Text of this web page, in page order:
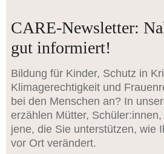
CARE-Newsletter:
gut informiert!
Bildung für Kinder, Schutz in
Klimagerechtigkeit und
bei den Menschen an? In
erzählen Mütter, Schüler:innen,
jene, die Sie unterstützen, wie
vor Ort verändert.